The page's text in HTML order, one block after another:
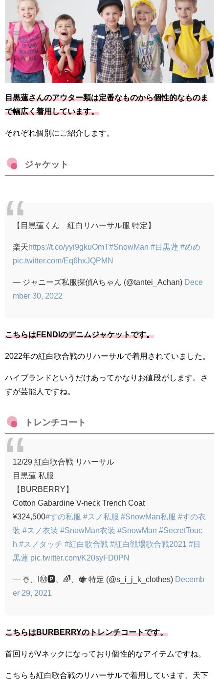
目黒蓮さんのアウター類は定番なものから個性的なものま
で幅広く着用しています。
それぞれ個別にご紹介します。
ジャケット
【目黒蓮くん 紅白リハーサル服 特定】
楽天https://t.co/yyi9gkuOmT#SnowMan #目黒蓮 #めめ
pic.twitter.com/Eq6hxJQPMN
— ジャニーズ私服探偵Aちゃん (@tantei_Achan) Dece
mber 30, 2022
こちらはFENDIのデニムジャケットです。
2022年の紅白歌合戦のリハーサルで着用されていました。
ハイブランドというだけあってかなりお値段がします。さ
すが芸能人ですね。
トレンチコート
12/29 紅白歌合戦 リハーサル
目黒蓮 私服
【BURBERRY】
Cotton Gabardine V-neck Trench Coat
¥324,500#すの私服 #スノ私服 #SnowMan私服 #すの衣
装 #スノ衣装 #SnowMan衣装 #SnowMan #SecretTouc
h #スノタッチ #紅白歌合戦 #紅白戦場歌合戦2021 #目
黒蓮 pic.twitter.com/K20syFD0PN
— ☃️、IⓂ️🅿️、🌈、🐝 特定 (@s_i_j_k_clothes) Decemb
er 29, 2021
こちらはBURBERRYのトレンチコートです。
首回りがVネックになっており個性的なアイテムですね。
こちらも紅白歌合戦のリハーサルで着用しています。天下